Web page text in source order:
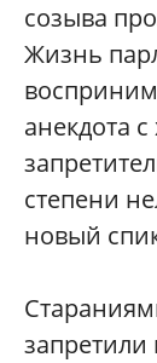
созыва
Жизнь
анекдота
степени
новый
запретили